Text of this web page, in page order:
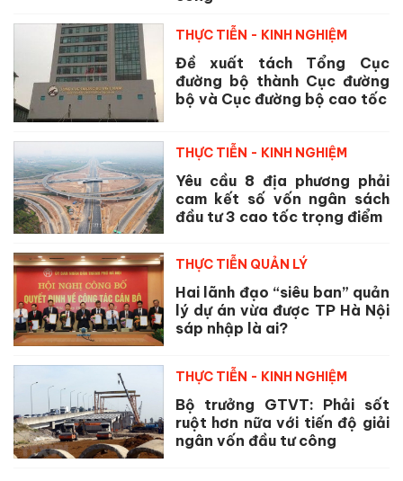
THỰC TIỄN - KINH NGHIỆM
Đề xuất tách Tổng Cục
đường bộ thành Cục đường
bộ và Cục đường bộ cao tốc
THỰC TIỄN - KINH NGHIỆM
Yêu cầu 8 địa phương phải
cam kết số vốn ngân sách
đầu tư 3 cao tốc trọng điểm
THỰC TIỄN QUẢN LÝ
Hai lãnh đạo “siêu ban” quản
lý dự án vừa được TP Hà Nội
sáp nhập là ai?
THỰC TIỄN - KINH NGHIỆM
Bộ trưởng GTVT: Phải sốt
ruột hơn nữa với tiến độ giải
ngân vốn đầu tư công